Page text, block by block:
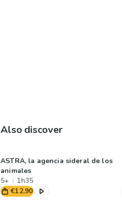
Also discover
ASTRA, la agencia sideral de los
animales
5+
1h35
€12.90